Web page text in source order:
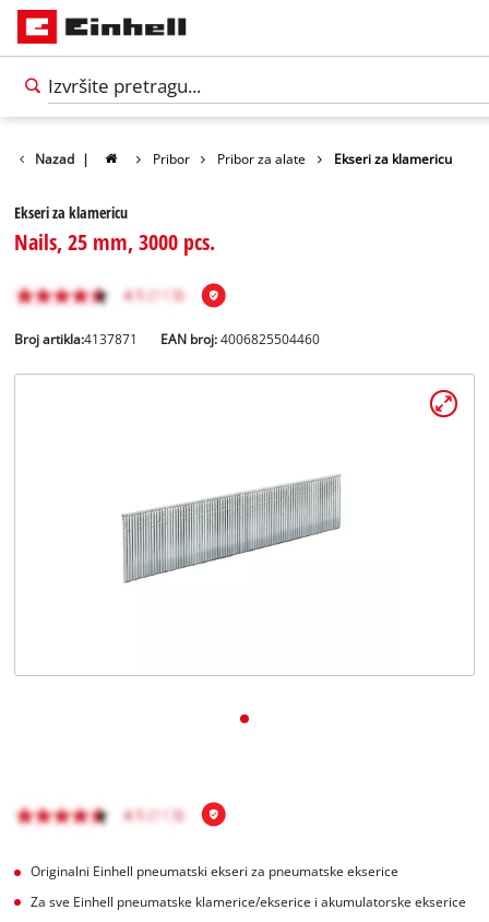
Nazad | Pribor Pribor za alate Ekseri za klamericu
Ekseri za klamericu
Nails, 25 mm, 3000 pcs.
Broj artikla:4137871 EAN broj:4006825504460
Originalni Einhell pneumatski ekseri za pneumatske ekserice
Za sve Einhell pneumatske klamerice/ekserice i akumulatorske ekserice